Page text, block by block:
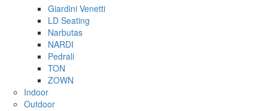
Giardini Venetti
LD Seating
Narbutas
NARDI
Pedrali
TON
ZOWN
Indoor
Outdoor